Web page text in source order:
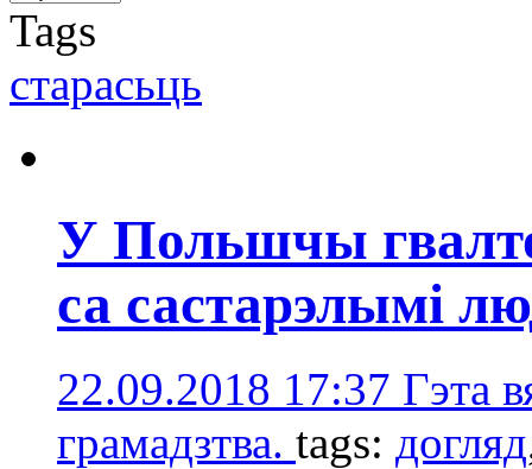
Tags
старасьць
У Польшчы
са састарэлымі
22.09.2018 17:37 Гэта
грамадзтва. tags: догляд